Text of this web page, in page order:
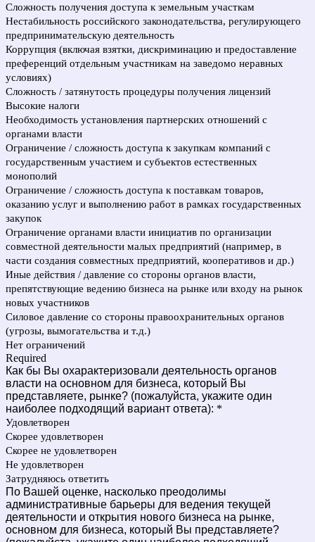
Сложность получения доступа к земельным участкам
Нестабильность российского законодательства, регулирующего
предпринимательскую деятельность
Коррупция (включая взятки, дискриминацию и предоставление
преференций отдельным участникам на заведомо неравных
условиях)
Сложность / затянутость процедуры получения лицензий
Высокие налоги
Необходимость установления партнерских отношений с
органами власти
Ограничение / сложность доступа к закупкам компаний с
государственным участием и субъектов естественных
монополий
Ограничение / сложность доступа к поставкам товаров,
оказанию услуг и выполнению работ в рамках государственных
закупок
Ограничение органами власти инициатив по организации
совместной деятельности малых предприятий (например, в
части создания совместных предприятий, кооперативов и др.)
Иные действия / давление со стороны органов власти,
препятствующие ведению бизнеса на рынке или входу на рынок
новых участников
Силовое давление со стороны правоохранительных органов
(угрозы, вымогательства и т.д.)
Нет ограничений
Required
Как бы Вы охарактеризовали деятельность органов
власти на основном для бизнеса, который Вы
представляете, рынке? (пожалуйста, укажите один
наиболее подходящий вариант ответа): *
Удовлетворен
Скорее удовлетворен
Скорее не удовлетворен
Не удовлетворен
Затрудняюсь ответить
По Вашей оценке, насколько преодолимы
административные барьеры для ведения текущей
деятельности и открытия нового бизнеса на рынке,
основном для бизнеса, который Вы представляете?